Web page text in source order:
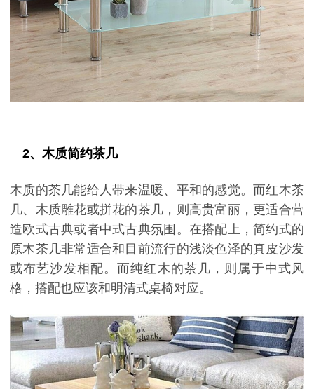
2、木质简约茶几
木质的茶几能给人带来温暖、平和的感觉。而红木茶
几、木质雕花或拼花的茶几，则高贵富丽，更适合营
造欧式古典或者中式古典氛围。在搭配上，简约式的
原木茶几非常适合和目前流行的浅淡色泽的真皮沙发
或布艺沙发相配。而纯红木的茶几，则属于中式风
格，搭配也应该和明清式桌椅对应。